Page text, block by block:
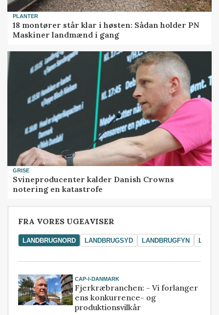
PLANTER
18 montører står klar i høsten: Sådan holder PN
Maskiner landmænd i gang
GRISE
Svineproducenter kalder Danish Crowns
notering en katastrofe
FRA VORES UGEAVISER
LANDBRUGNORD LANDBRUGSYD LANDBRUGFYN
CAP-I-DANMARK
Fjerkræbranchen: - Vi forlanger
ens konkurrence- og
produktionsvilkår